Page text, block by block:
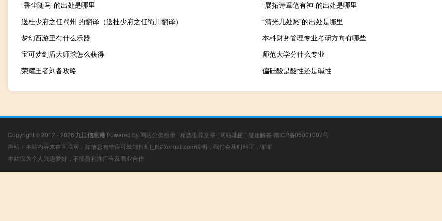
“香尘随马”的出处是哪里
“展拓诗章笔有神”的出处是哪里
送杜少府之任蜀州 的翻译（送杜少府之任蜀川翻译）
“清光几处愁”的出处是哪里
梦幻西游里有什么乐器
本科财务管理专业考研方向有哪些
宝可梦剑盾大师球怎么获得
师范大学分什么专业
荣耀王者刘备攻略
偏硅酸是酸性还是碱性
Copyright © 2012 - 2026 九江信息港 Powered by 网站分类目录 | 精选推荐文章 | 网站地图 | 疑难解答 赣ICP备05001007号
声明：本站内容来自互联网，如信息有错误可发邮件到f_fb#foxmail.com说明，我们会及时纠正，谢谢
本站仅为个人兴趣爱好，不接盈利性广告及商业合作